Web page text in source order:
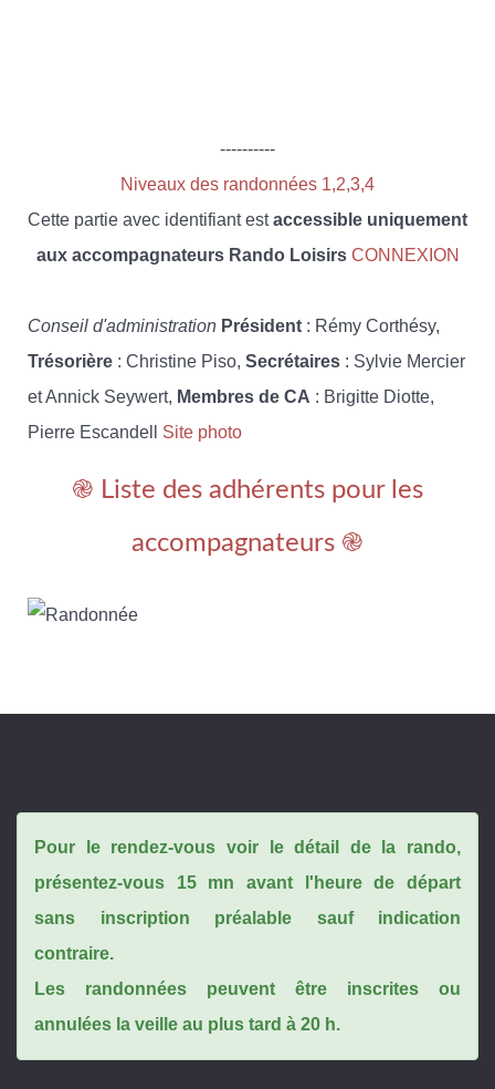
----------
Niveaux des randonnées 1,2,3,4
Cette partie avec identifiant estaccessible uniquement
aux accompagnateurs Rando Loisirs CONNEXION
Conseil d'administration Président : Rémy Corthésy,
Trésorière : Christine Piso, Secrétaires : Sylvie Mercier
et Annick Seywert, Membres de CA : Brigitte Diotte,
Pierre Escandell Site photo
֎ Liste des adhérents pour les
accompagnateurs ֎
Pour le rendez-vous voir le détail de la rando,
présentez-vous 15 mn avant l'heure de départ
sans inscription préalable sauf indication
contraire.
Les randonnées peuvent être inscrites ou
annulées la veille au plus tard à 20 h.